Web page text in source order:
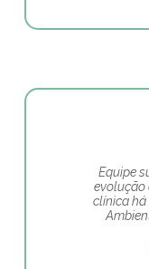
Equipe
evolução
clínica há